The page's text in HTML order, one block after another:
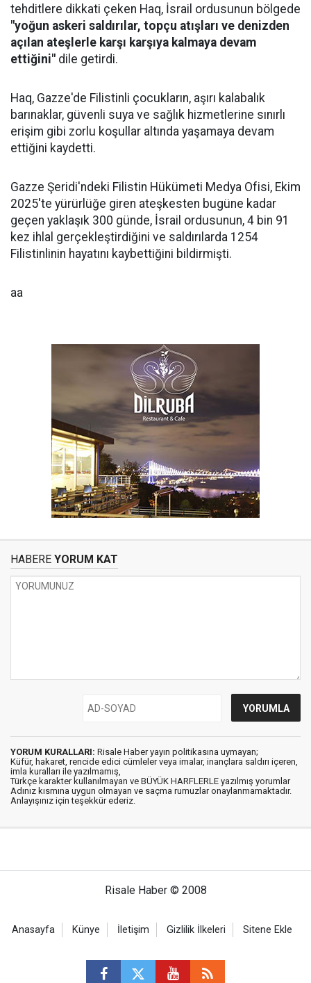
tehditlere dikkati çeken Haq, İsrail ordusunun bölgede
"yoğun askeri saldırılar, topçu atışları ve denizden
açılan ateşlerle karşı karşıya kalmaya devam
ettiğini" dile getirdi.
Haq, Gazze'de Filistinli çocukların, aşırı kalabalık
barınaklar, güvenli suya ve sağlık hizmetlerine sınırlı
erişim gibi zorlu koşullar altında yaşamaya devam
ettiğini kaydetti.
Gazze Şeridi'ndeki Filistin Hükümeti Medya Ofisi, Ekim
2025'te yürürlüğe giren ateşkesten bugüne kadar
geçen yaklaşık 300 günde, İsrail ordusunun, 4 bin 91
kez ihlal gerçekleştirdiğini ve saldırılarda 1254
Filistinlinin hayatını kaybettiğini bildirmişti.
aa
HABERE YORUM KAT
YORUM KURALLARI: Risale Haber yayın politikasına uymayan;
Küfür, hakaret, rencide edici cümleler veya imalar, inançlara saldırı içeren,
imla kuralları ile yazılmamış,
Türkçe karakter kullanılmayan ve BÜYÜK HARFLERLE yazılmış yorumlar
Adınız kısmına uygun olmayan ve saçma rumuzlar onaylanmamaktadır.
Anlayışınız için teşekkür ederiz.
Risale Haber © 2008
Anasayfa Künye İletişim Gizlilik İlkeleri Sitene Ekle